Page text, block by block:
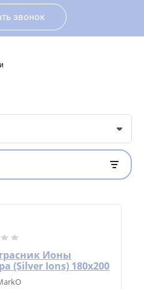
звонок
Ионы
(Silver Ions) 180х200